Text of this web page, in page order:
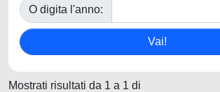
O digita l'anno:
Mostrati risultati da 1 a 1 di